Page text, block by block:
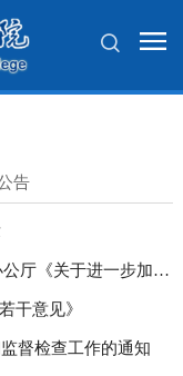
告
关于学习贯彻中共中央办公厅 国务院办公厅《关于进一步加强科研诚信建设的若干意见》的通知
干意见》
督检查工作的通知